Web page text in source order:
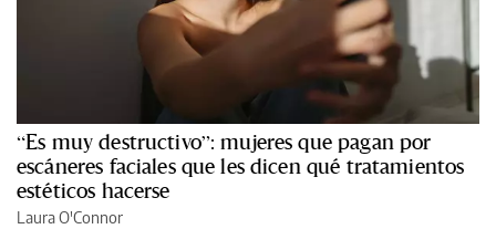
“Es muy destructivo”: mujeres que pagan por
escáneres faciales que les dicen qué tratamientos
estéticos hacerse
Laura O'Connor